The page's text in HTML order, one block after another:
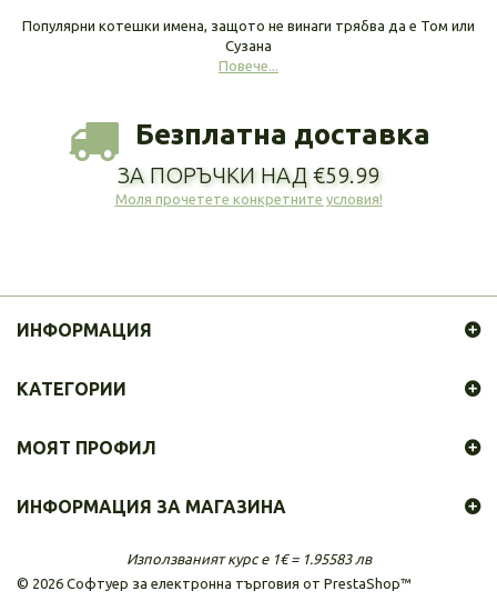
Популярни котешки имена, защото не винаги трябва да е Том или
Сузана
Повече...
Безплатна доставка
ЗА ПОРЪЧКИ НАД €59.99
Моля прочетете конкретните условия!
ИНФОРМАЦИЯ
© 2026 Софтуер за електронна търговия от PrestaShop™
КАТЕГОРИИ
МОЯТ ПРОФИЛ
ИНФОРМАЦИЯ ЗА МАГАЗИНА
Използваният курс е 1€ = 1.95583 лв